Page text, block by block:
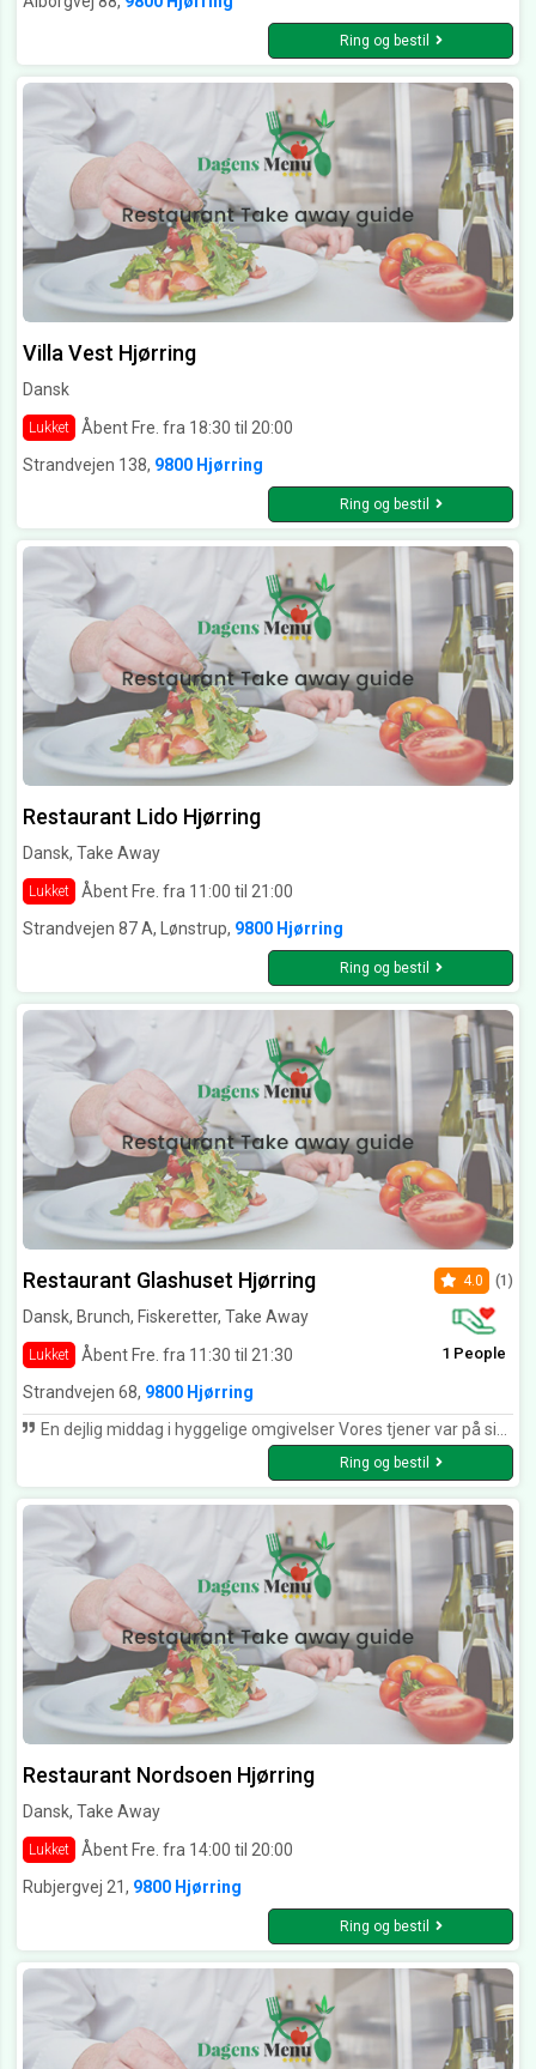
Ring og bestil
Villa Vest Hjørring
Dansk
Lukket
Åbent Fre. fra 18:30 til 20:00
Strandvejen 138, 9800 Hjørring
Ring og bestil
Restaurant Lido Hjørring
Dansk, Take Away
Lukket
Åbent Fre. fra 11:00 til 21:00
Strandvejen 87 A, Lønstrup, 9800 Hjørring
Ring og bestil
Restaurant Glashuset Hjørring
Dansk, Brunch, Fiskeretter, Take Away
Lukket Åbent Fre. fra 11:30 til 21:30
4.0 (1)
1 People
Strandvejen 68, 9800 Hjørring
En dejlig middag i hyggelige omgivelser Vores tjener var på sin 3. vagt - det gjorde hun rigtig godt 😉 - hold fast i henden
Ring og bestil
Restaurant Nordsoen Hjørring
Dansk, Take Away
Lukket
Åbent Fre. fra 14:00 til 20:00
Rubjergvej 21, 9800 Hjørring
Ring og bestil